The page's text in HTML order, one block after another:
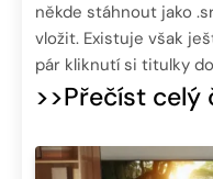
někde stáhnout jako
vložit. Existuje však
pár kliknutí si titulky
>>Přečíst celý